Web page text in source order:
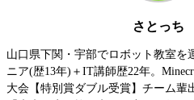
さとっち
山口県下関・宇部でロボット教室を
ニア(歴13年)＋IT講師歴22年。
大会【特別賞ダブル受賞】チーム輩